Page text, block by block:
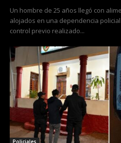
Un hombre de 25 años llegó con
alojados en una dependencia
control previo realizado...
Policiales